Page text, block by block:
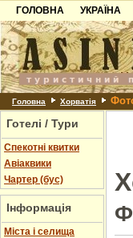
ГОЛОВНА
УКРАЇНА
Карпати
Азов
Шацьк
Головна Хорватія
Готелі / Тури
Спекотні квитки
Авіаквики
Чартер (бус)
Інформація
Міста і селища